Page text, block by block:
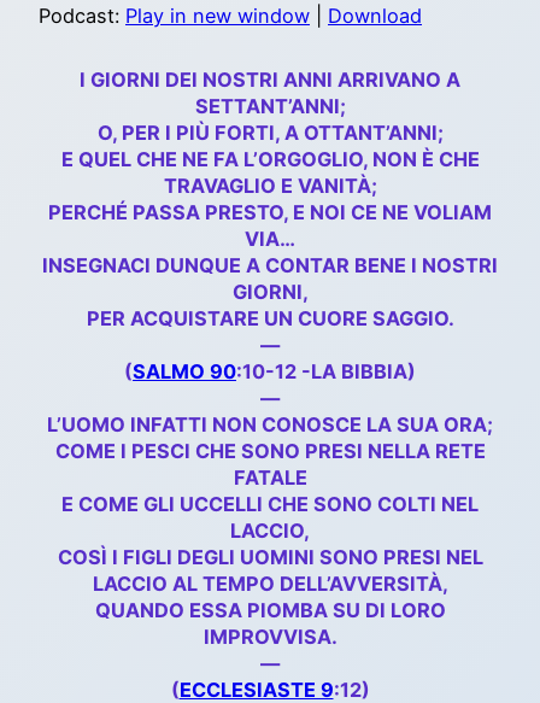
Podcast: Play in new window Download
I GIORNI DEI NOSTRI ANNI ARRIVANO A
SETTANT’ANNI;
O, PER I PIÙ FORTI, A OTTANT’ANNI;
E QUEL CHE NE FA L’ORGOGLIO, NON È CHE
TRAVAGLIO E VANITÀ;
PERCHÉ PASSA PRESTO, E NOI CE NE VOLIAM
VIA…
INSEGNACI DUNQUE A CONTAR BENE I NOSTRI
GIORNI,
PER ACQUISTARE UN CUORE SAGGIO.
—
(SALMO 90:10-12 -LA BIBBIA)
—
L’UOMO INFATTI NON CONOSCE LA SUA ORA;
COME I PESCI CHE SONO PRESI NELLA RETE
FATALE
E COME GLI UCCELLI CHE SONO COLTI NEL
LACCIO,
COSÌ I FIGLI DEGLI UOMINI SONO PRESI NEL
LACCIO AL TEMPO DELL’AVVERSITÀ,
QUANDO ESSA PIOMBA SU DI LORO
IMPROVVISA.
—
(ECCLESIASTE 9:12)